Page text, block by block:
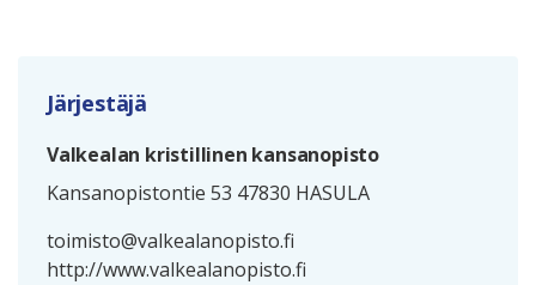
Järjestäjä
Valkealan kristillinen kansanopisto
Kansanopistontie 53 47830 HASULA
toimisto@valkealanopisto.fi
http://www.valkealanopisto.fi